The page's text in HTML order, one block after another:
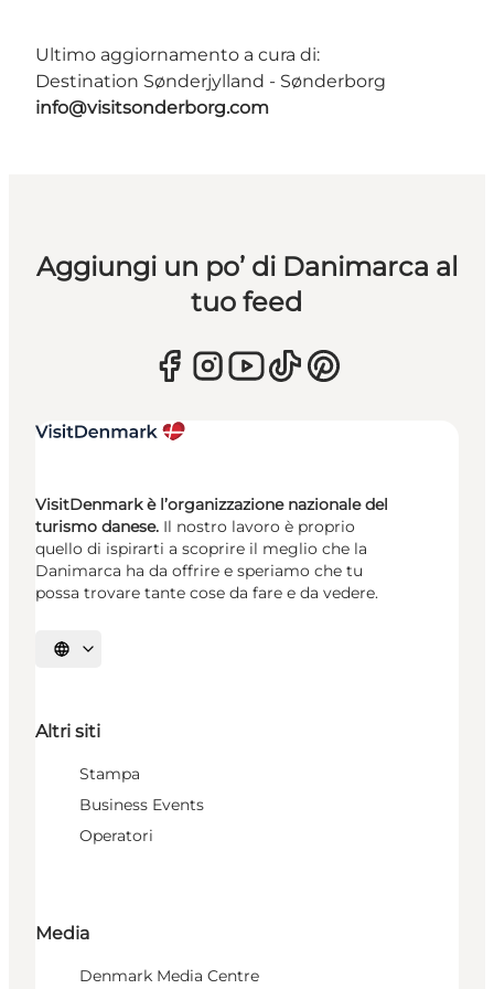
Ultimo aggiornamento a cura di:
Destination Sønderjylland - Sønderborg
info@visitsonderborg.com
Aggiungi un po’ di Danimarca al
tuo feed
VisitDenmark è l’organizzazione nazionale del
turismo danese. Il nostro lavoro è proprio
quello di ispirarti a scoprire il meglio che la
Danimarca ha da offrire e speriamo che tu
possa trovare tante cose da fare e da vedere.
Seleziona la lingua
Altri siti
Stampa
Business Events
Operatori
Media
Denmark Media Centre